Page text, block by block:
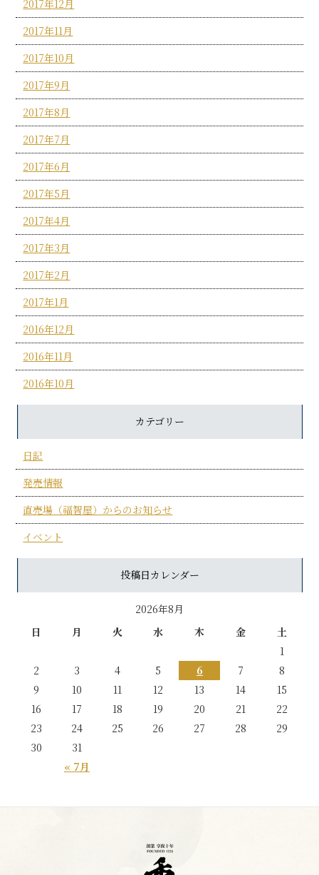
2017年12月
2017年11月
2017年10月
2017年9月
2017年8月
2017年7月
2017年6月
2017年5月
2017年4月
2017年3月
2017年2月
2017年1月
2016年12月
2016年11月
2016年10月
カテゴリー
日記
発売情報
直売場（福智屋）からのお知らせ
イベント
投稿日カレンダー
2026年8月
日
月 火 水 木 金 土
« 7月
1
2
3 4 5 6 7
8
9
10 11 12 13 14
15
16
17 18 19 20 21
22
23
24 25 26 27 28
29
30
31